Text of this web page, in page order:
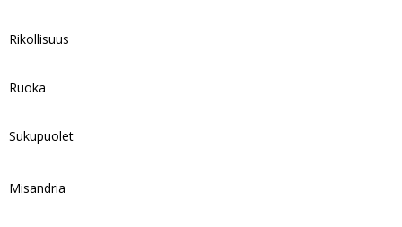
Rikollisuus
Ruoka
Sukupuolet
Misandria